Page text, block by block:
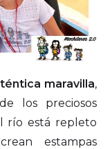
maravilla,
los preciosos
río está repleto
estampas